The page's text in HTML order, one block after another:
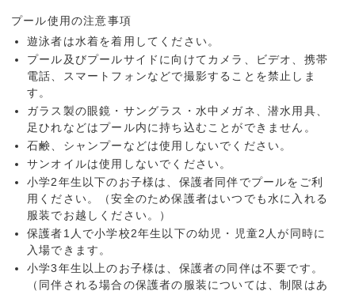
プール使用の注意事項
遊泳者は水着を着用してください。
プール及びプールサイドに向けてカメラ、ビデオ、携帯
電話、スマートフォンなどで撮影することを禁止しま
す。
ガラス製の眼鏡・サングラス・水中メガネ、潜水用具、
足ひれなどはプール内に持ち込むことができません。
石鹸、シャンプーなどは使用しないでください。
サンオイルは使用しないでください。
小学2年生以下のお子様は、保護者同伴でプールをご利
用ください。（安全のため保護者はいつでも水に入れる
服装でお越しください。）
保護者1人で小学校2年生以下の幼児・児童2人が同時に
入場できます。
小学3年生以上のお子様は、保護者の同伴は不要です。
（同伴される場合の保護者の服装については、制限はあ